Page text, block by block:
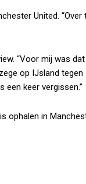
United.
“Voor mij was
op IJsland tegen
een keer vergissen.”
ophalen in